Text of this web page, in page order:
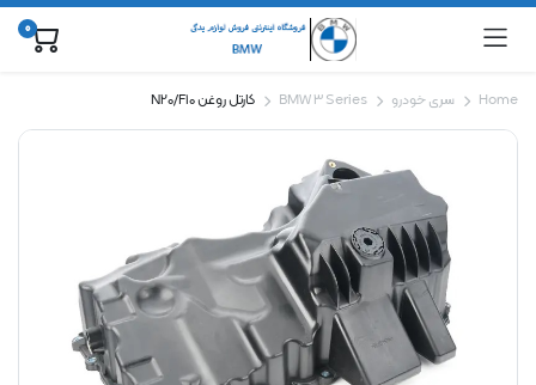
0
Home سری خودرو BMW 3 Series کارتل روغن N20/F10